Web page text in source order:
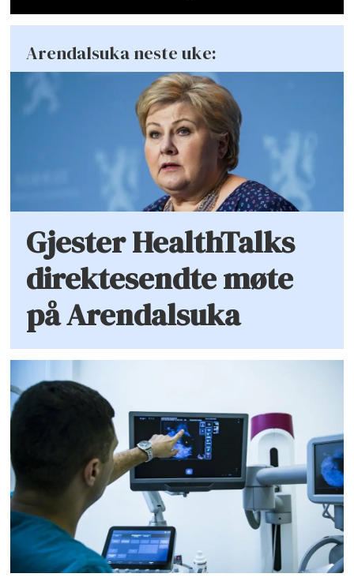
Arendalsuka neste uke:
Gjester HealthTalks
direktesendte møte
på Arendalsuka